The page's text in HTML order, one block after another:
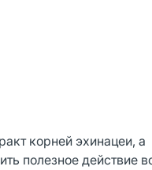
корней эхинацеи, а
полезное действие